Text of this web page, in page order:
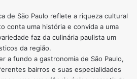
de São Paulo reflete a riqueza cultural
conta uma história e convida a uma
faz da culinária paulista um
da região.
a fundo a gastronomia de São Paulo,
bairros e suas especialidades